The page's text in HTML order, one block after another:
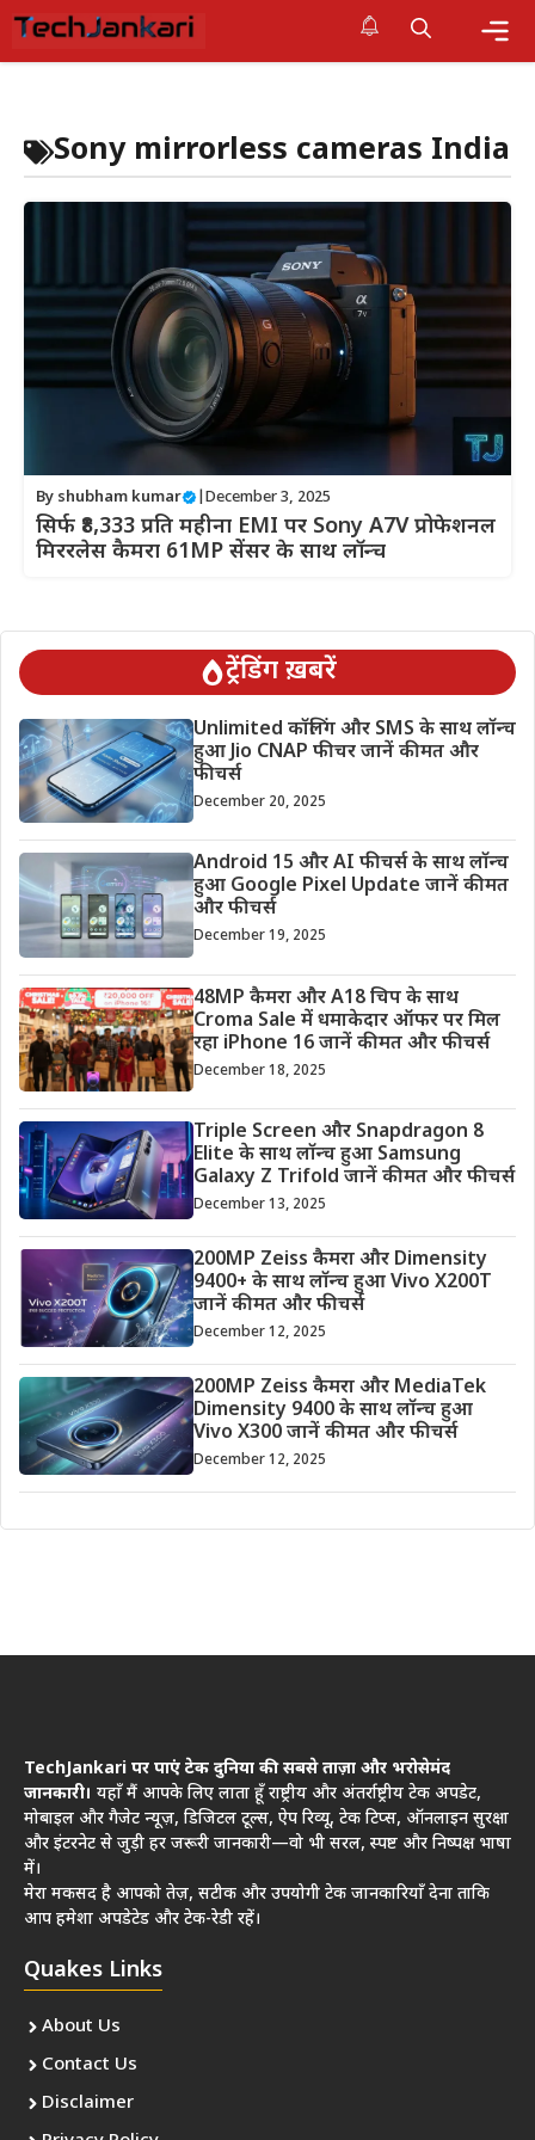
Skip
Sony mirrorless cameras India
By shubham kumar December 3, 2025
सिर्फ ₹8,333 प्रति महीना EMI पर Sony A7V प्रोफेशनल
मिररलेस कैमरा 61MP सेंसर के साथ लॉन्च
ट्रेंडिंग ख़बरें
Unlimited कॉलिंग और SMS के साथ लॉन्च
हुआ Jio CNAP फीचर जानें कीमत और
फीचर्स
December 20, 2025
Android 15 और AI फीचर्स के साथ लॉन्च
हुआ Google Pixel Update जानें कीमत
और फीचर्स
December 19, 2025
48MP कैमरा और A18 चिप के साथ
Croma Sale में धमाकेदार ऑफर पर मिल
रहा iPhone 16 जानें कीमत और फीचर्स
December 18, 2025
Triple Screen और Snapdragon 8
Elite के साथ लॉन्च हुआ Samsung
Galaxy Z Trifold जानें कीमत और फीचर्स
December 13, 2025
200MP Zeiss कैमरा और Dimensity
9400+ के साथ लॉन्च हुआ Vivo X200T
जानें कीमत और फीचर्स
December 12, 2025
200MP Zeiss कैमरा और MediaTek
Dimensity 9400 के साथ लॉन्च हुआ
Vivo X300 जानें कीमत और फीचर्स
December 12, 2025
TechJankari पर पाएं टेक दुनिया की सबसे ताज़ा और भरोसेमंद
जानकारी। यहाँ मैं आपके लिए लाता हूँ राष्ट्रीय और अंतर्राष्ट्रीय टेक अपडेट,
मोबाइल और गैजेट न्यूज़, डिजिटल टूल्स, ऐप रिव्यू, टेक टिप्स, ऑनलाइन सुरक्षा
और इंटरनेट से जुड़ी हर जरूरी जानकारी—वो भी सरल, स्पष्ट और निष्पक्ष भाषा
में।
मेरा मकसद है आपको तेज़, सटीक और उपयोगी टेक जानकारियाँ देना ताकि
आप हमेशा अपडेटेड और टेक-रेडी रहें।
Quakes Links
About Us
Contact Us
Disclaimer